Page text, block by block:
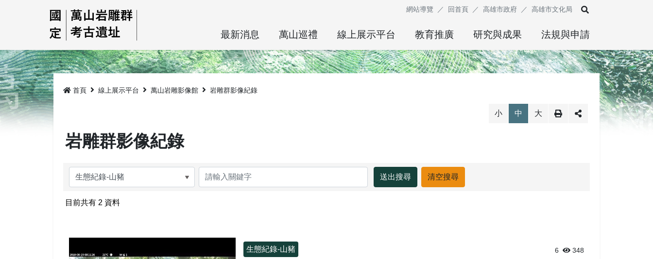
網站導覽 回首頁 高雄市政府 高雄市文化局
最新消息 萬山巡禮 線上展示平台 教育推廣 研究與成果 法規與申請
首頁 線上展示平台 萬山岩雕影像館 岩雕群影像紀錄
小 中 大
岩雕群影像紀錄
目前共有 2 資料
生態紀錄-山豬 6 348